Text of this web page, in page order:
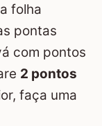
folha
pontas
com pontos
2 pontos
faça uma